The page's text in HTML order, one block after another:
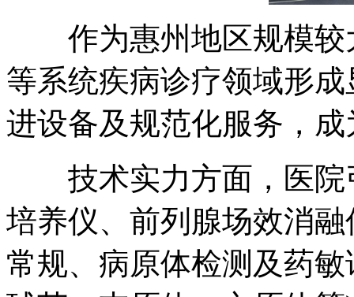
作为惠州地区规模较
等系统疾病诊疗领域形
进设备及规范化服务，
技术实力方面，医院
培养仪、前列腺场效消
常规、病原体检测及药